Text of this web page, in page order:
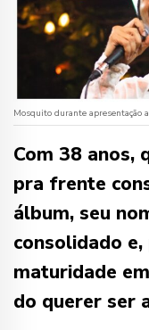
Mosquito durante apresentação
Com 38 anos,
pra frente
álbum, seu
consolidado
maturidade
do querer ser